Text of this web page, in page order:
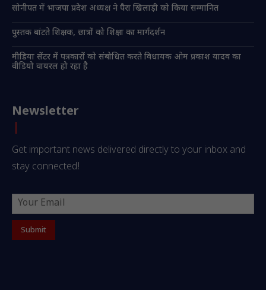
सोनीपत में भाजपा प्रदेश अध्यक्ष ने पैरा खिलाड़ी को किया सम्मानित
पुस्तक बांटते शिक्षक, छात्रों को शिक्षा का मार्गदर्शन
मीडिया सेंटर में पत्रकारों को संबोधित करते विधायक ओम प्रकाश यादव का
वीडियो वायरल हो रहा है
Newsletter
Get important news delivered directly to your inbox and
stay connected!